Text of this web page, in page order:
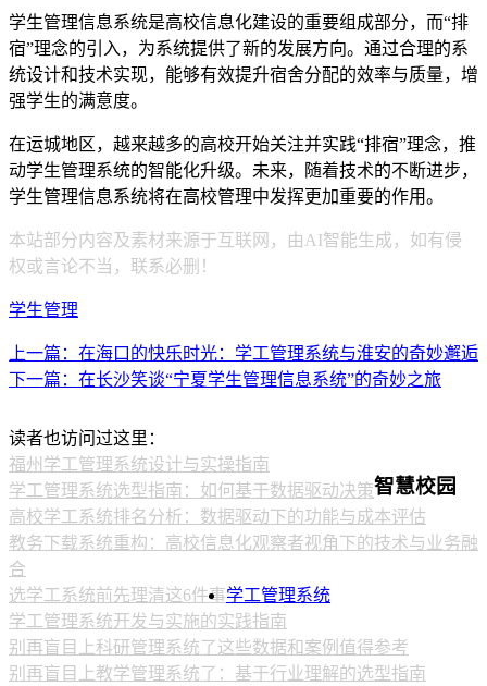
学生管理信息系统是高校信息化建设的重要组成部分，而“排
宿”理念的引入，为系统提供了新的发展方向。通过合理的系
统设计和技术实现，能够有效提升宿舍分配的效率与质量，增
强学生的满意度。
在运城地区，越来越多的高校开始关注并实践“排宿”理念，推
动学生管理系统的智能化升级。未来，随着技术的不断进步，
学生管理信息系统将在高校管理中发挥更加重要的作用。
本站部分内容及素材来源于互联网，由AI智能生成，如有侵
权或言论不当，联系必删！
学生管理
上一篇：在海口的快乐时光：学工管理系统与淮安的奇妙邂逅
下一篇：在长沙笑谈“宁夏学生管理信息系统”的奇妙之旅
读者也访问过这里：
福州学工管理系统设计与实操指南
学工管理系统选型指南：如何基于数据驱动决策
高校学工系统排名分析：数据驱动下的功能与成本评估
教务下载系统重构：高校信息化观察者视角下的技术与业务融
合
选学工系统前先理清这6件事
学工管理系统开发与实施的实践指南
别再盲目上科研管理系统了这些数据和案例值得参考
别再盲目上教学管理系统了：基于行业理解的选型指南
智慧校园
学工管理系统